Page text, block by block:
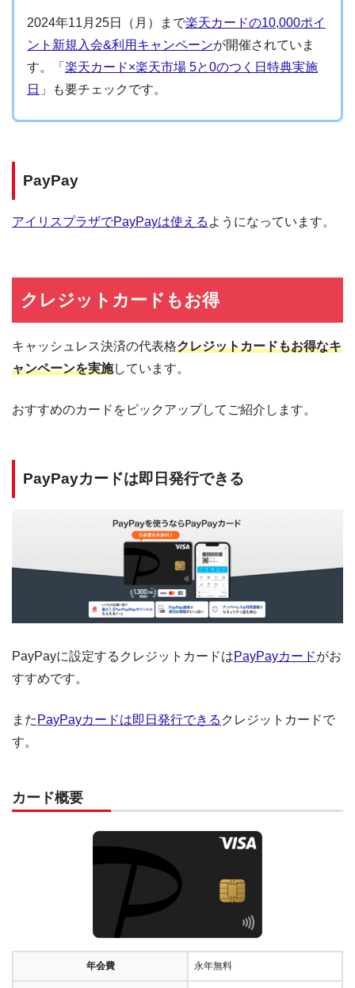
2024年11月25日（月）まで楽天カードの10,000ポイ
ント新規入会&利用キャンペーンが開催されていま
す。「 楽天カード×楽天市場 5と0のつく日特典実施
日 」も要チェックです。
PayPay
アイリスプラザでPayPayは使える ようになっています。
クレジットカードもお得
キャッシュレス決済の代表格クレジットカードもお得なキ
ャンペーンを実施しています。
おすすめのカードをピックアップしてご紹介します。
PayPayカードは即日発行できる
PayPayに設定するクレジットカードはPayPayカードがお
すすめです。
また PayPayカードは即日発行できる クレジットカードで
す。
カード概要
年会費 永年無料